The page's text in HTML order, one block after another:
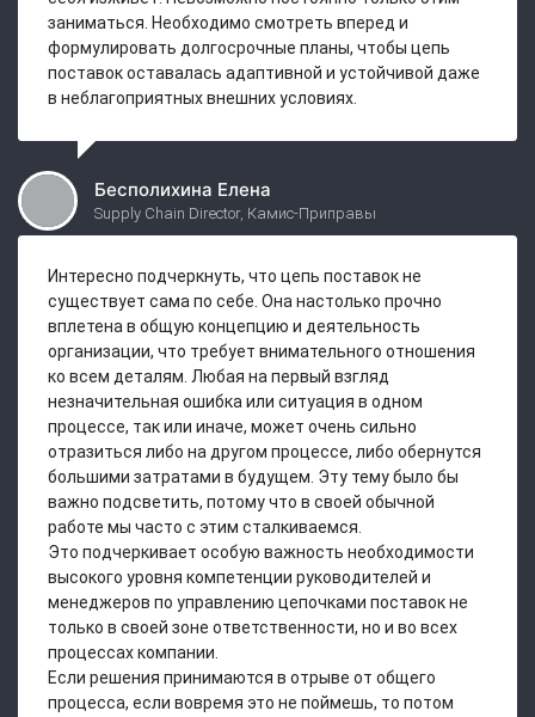
заниматься. Необходимо смотреть вперед и
формулировать долгосрочные планы, чтобы цепь
поставок оставалась адаптивной и устойчивой даже
в неблагоприятных внешних условиях.
Бесполихина Елена
Supply Chain Director, Камис-Приправы
Интересно подчеркнуть, что цепь поставок не
существует сама по себе. Она настолько прочно
вплетена в общую концепцию и деятельность
организации, что требует внимательного отношения
ко всем деталям. Любая на первый взгляд
незначительная ошибка или ситуация в одном
процессе, так или иначе, может очень сильно
отразиться либо на другом процессе, либо обернутся
большими затратами в будущем. Эту тему было бы
важно подсветить, потому что в своей обычной
работе мы часто с этим сталкиваемся.
Это подчеркивает особую важность необходимости
высокого уровня компетенции руководителей и
менеджеров по управлению цепочками поставок не
только в своей зоне ответственности, но и во всех
процессах компании.
Если решения принимаются в отрыве от общего
процесса, если вовремя это не поймешь, то потом